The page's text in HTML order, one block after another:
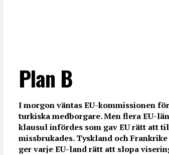
Plan B
I morgon väntas EU-kommissionen
turkiska medborgare. Men flera EU-
klausul infördes som gav EU rätt att
missbrukades. Tyskland och
ger varje EU-land rätt att slopa